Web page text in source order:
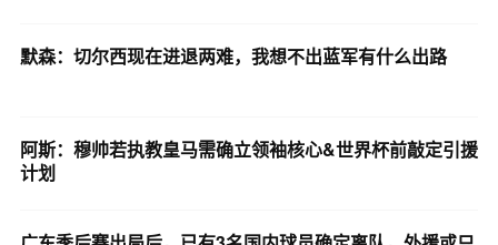
默森：切尔西现在进退两难，我想不出蓝军有什么出路
阿斯：穆帅若执教皇马需确立领袖核心&世界杯前敲定引援
计划